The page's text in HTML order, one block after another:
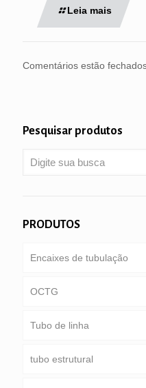
Leia mais
Comentários estão
Pesquisar produtos
PRODUTOS
Encaixes de tubulação
OCTG
Tubulação & letras
Tubo de perfuração
Tubo de linha
gasoduto comum
tubo estrutural